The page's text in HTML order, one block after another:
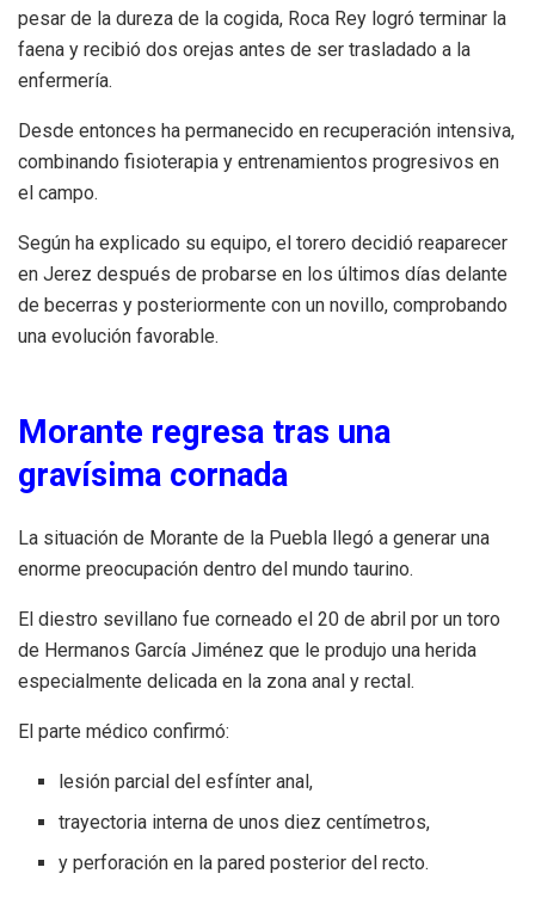
pesar de la dureza de la cogida, Roca Rey logró terminar la
faena y recibió dos orejas antes de ser trasladado a la
enfermería.
Desde entonces ha permanecido en recuperación intensiva,
combinando fisioterapia y entrenamientos progresivos en
el campo.
Según ha explicado su equipo, el torero decidió reaparecer
en Jerez después de probarse en los últimos días delante
de becerras y posteriormente con un novillo, comprobando
una evolución favorable.
Morante regresa tras una
gravísima cornada
La situación de Morante de la Puebla llegó a generar una
enorme preocupación dentro del mundo taurino.
El diestro sevillano fue corneado el 20 de abril por un toro
de Hermanos García Jiménez que le produjo una herida
especialmente delicada en la zona anal y rectal.
El parte médico confirmó:
lesión parcial del esfínter anal,
trayectoria interna de unos diez centímetros,
y perforación en la pared posterior del recto.